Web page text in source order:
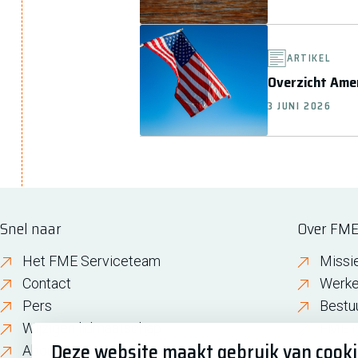
ARTIKEL
Overzicht
3 JUNI 2026
Snel naar
Het FME Serviceteam
Contact
Pers
Wijzigen lidmaatschap
About FME
Over FME
FME